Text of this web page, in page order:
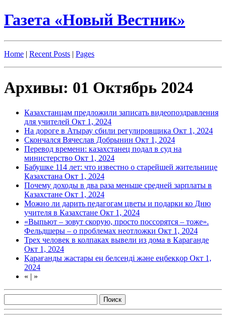
Газета «Новый Вестник»
Home | Recent Posts | Pages
Архивы: 01 Октябрь 2024
Казахстанцам предложили записать видеопоздравления
для учителей Окт 1, 2024
На дороге в Атырау сбили регулировщика Окт 1, 2024
Скончался Вячеслав Добрынин Окт 1, 2024
Перевод времени: казахстанец подал в суд на
министерство Окт 1, 2024
Бабушке 114 лет: что известно о старейшей жительнице
Казахстана Окт 1, 2024
Почему доходы в два раза меньше средней зарплаты в
Казахстане Окт 1, 2024
Можно ли дарить педагогам цветы и подарки ко Дню
учителя в Казахстане Окт 1, 2024
«Выпьют – зовут скорую, просто поссорятся – тоже».
Фельдшеры – о проблемах неотложки Окт 1, 2024
Трех человек в колпаках вывели из дома в Караганде
Окт 1, 2024
Қарағанды жастары ең белсенді және еңбекқор Окт 1,
2024
« | »